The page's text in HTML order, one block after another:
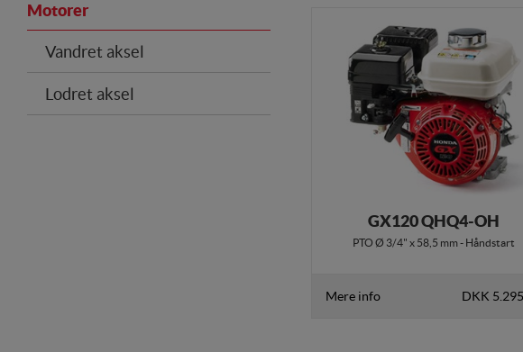
Motorer
Vandret aksel
Lodret aksel
GX120 QHQ4-OH
PTO Ø 3/4" x 58,5 mm - Håndstart
Mere info DKK